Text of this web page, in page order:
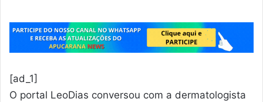
[ad_1]
O portal LeoDias conversou com a dermatologista